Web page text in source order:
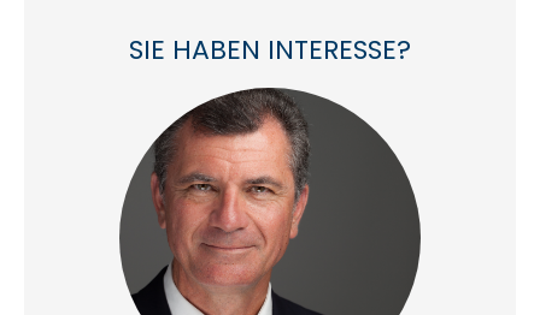
SIE HABEN INTERESSE?